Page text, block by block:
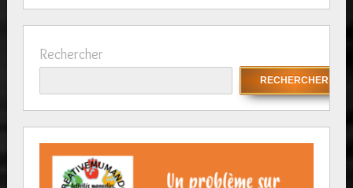
Rechercher
RECHERCHER